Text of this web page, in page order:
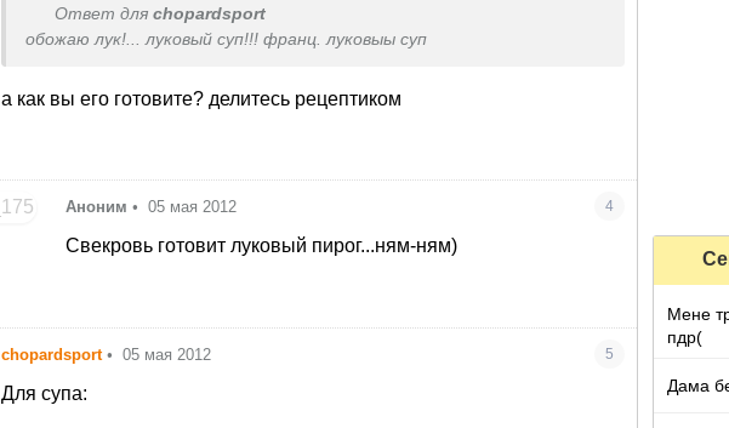
Ответ для chopardsport
обожаю лук!... луковый суп!!! франц. луковыы суп
а как вы его готовите? делитесь рецептиком
Аноним • 05 мая 2012 4
Свекровь готовит луковый пирог...ням-ням)
chopardsport • 05 мая 2012 5
Для супа:
Мене
пдр(
Дама